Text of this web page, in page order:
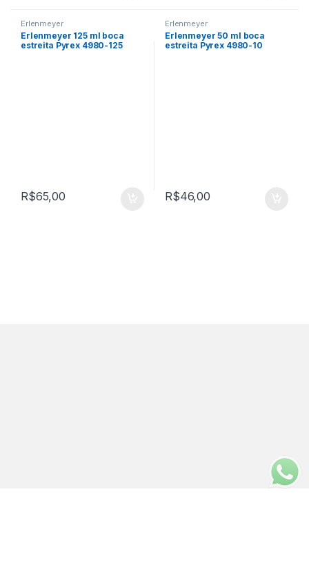
Erlenmeyer
Erlenmeyer 125 ml boca
estreita Pyrex 4980-125
R$65,00
Erlenmeyer
Erlenmeyer 50 ml boca
estreita Pyrex 4980-10
R$46,00